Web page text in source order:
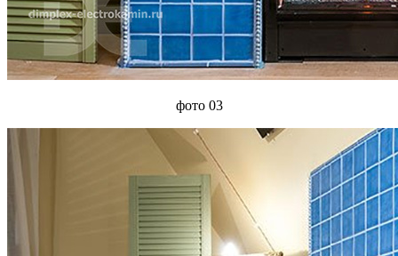
фото 03